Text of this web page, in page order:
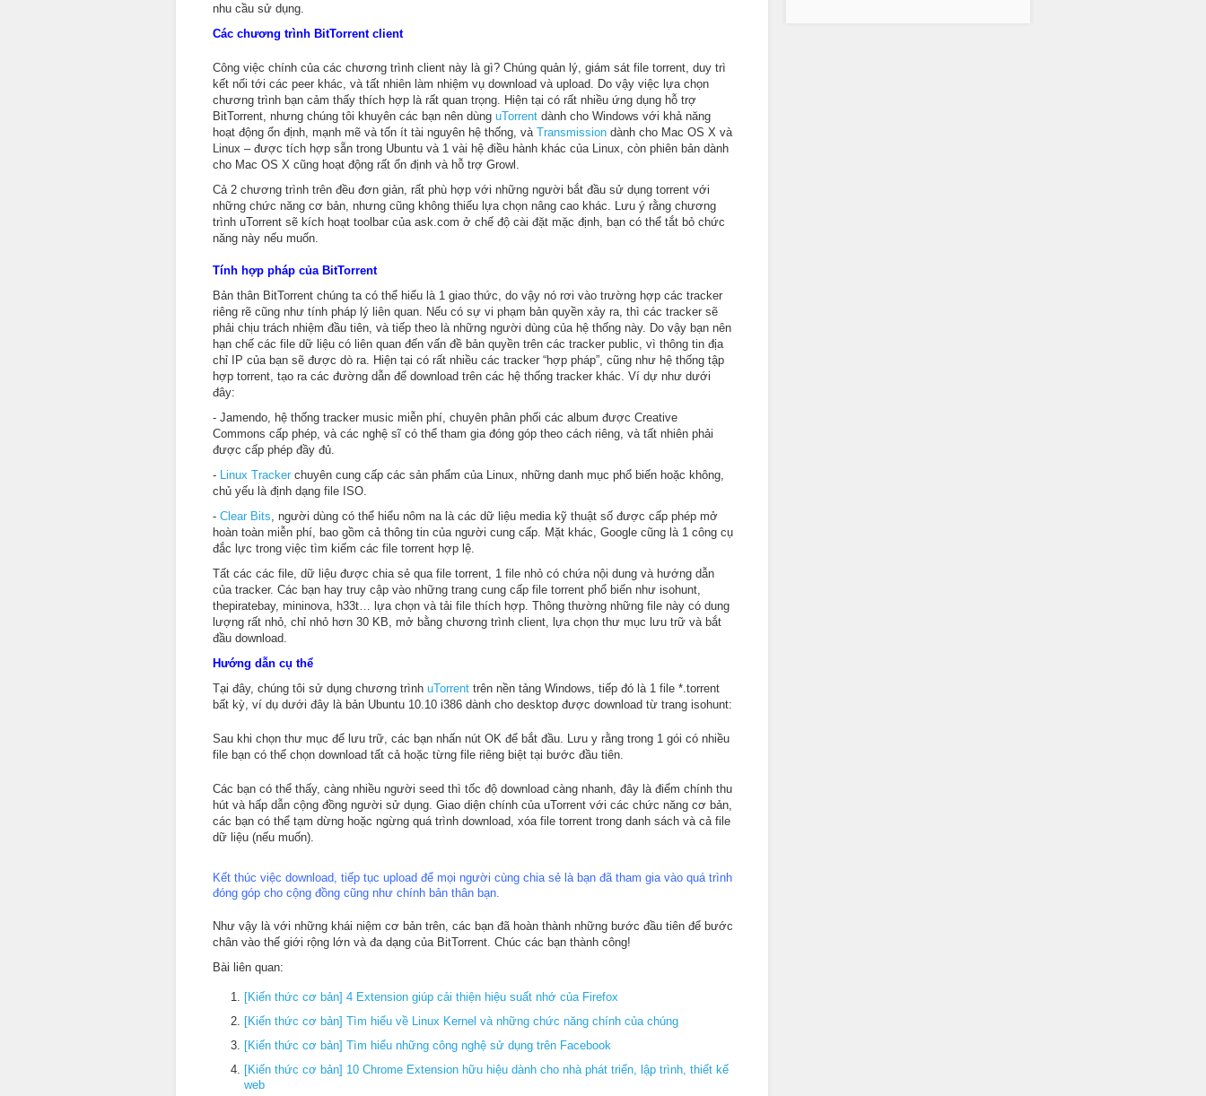
nhu cầu sử dụng.
Các chương trình BitTorrent client
Công việc chính của các chương trình client này là gì? Chúng quản lý, giám sát file torrent, duy trì
kết nối tới các peer khác, và tất nhiên làm nhiệm vụ download và upload. Do vậy việc lựa chọn
chương trình bạn cảm thấy thích hợp là rất quan trọng. Hiện tại có rất nhiều ứng dụng hỗ trợ
BitTorrent, nhưng chúng tôi khuyên các bạn nên dùng uTorrent dành cho Windows với khả năng
hoạt động ổn định, mạnh mẽ và tốn ít tài nguyên hệ thống, và Transmission dành cho Mac OS X và
Linux – được tích hợp sẵn trong Ubuntu và 1 vài hệ điều hành khác của Linux, còn phiên bản dành
cho Mac OS X cũng hoạt động rất ổn định và hỗ trợ Growl.
Cả 2 chương trình trên đều đơn giản, rất phù hợp với những người bắt đầu sử dụng torrent với
những chức năng cơ bản, nhưng cũng không thiếu lựa chọn nâng cao khác. Lưu ý rằng chương
trình uTorrent sẽ kích hoạt toolbar của ask.com ở chế độ cài đặt mặc định, bạn có thể tắt bỏ chức
năng này nếu muốn.
Tính hợp pháp của BitTorrent
Bản thân BitTorrent chúng ta có thể hiểu là 1 giao thức, do vậy nó rơi vào trường hợp các tracker
riêng rẽ cũng như tính pháp lý liên quan. Nếu có sự vi phạm bản quyền xảy ra, thì các tracker sẽ
phải chịu trách nhiệm đầu tiên, và tiếp theo là những người dùng của hệ thống này. Do vậy bạn nên
hạn chế các file dữ liệu có liên quan đến vấn đề bản quyền trên các tracker public, vì thông tin địa
chỉ IP của bạn sẽ được dò ra. Hiện tại có rất nhiều các tracker “hợp pháp”, cũng như hệ thống tập
hợp torrent, tạo ra các đường dẫn để download trên các hệ thống tracker khác. Ví dự như dưới
đây:
- Jamendo, hệ thống tracker music miễn phí, chuyên phân phối các album được Creative
Commons cấp phép, và các nghệ sĩ có thể tham gia đóng góp theo cách riêng, và tất nhiên phải
được cấp phép đầy đủ.
- Linux Tracker chuyên cung cấp các sản phẩm của Linux, những danh mục phổ biến hoặc không,
chủ yếu là định dạng file ISO.
- Clear Bits, người dùng có thể hiểu nôm na là các dữ liệu media kỹ thuật số được cấp phép mở
hoàn toàn miễn phí, bao gồm cả thông tin của người cung cấp. Mặt khác, Google cũng là 1 công cụ
đắc lực trong việc tìm kiếm các file torrent hợp lệ.
Tất các các file, dữ liệu được chia sẻ qua file torrent, 1 file nhỏ có chứa nội dung và hướng dẫn
của tracker. Các bạn hay truy cập vào những trang cung cấp file torrent phổ biến như isohunt,
thepiratebay, mininova, h33t… lựa chọn và tải file thích hợp. Thông thường những file này có dung
lượng rất nhỏ, chỉ nhỏ hơn 30 KB, mở bằng chương trình client, lựa chọn thư mục lưu trữ và bắt
đầu download.
Hướng dẫn cụ thể
Tại đây, chúng tôi sử dụng chương trình uTorrent trên nền tảng Windows, tiếp đó là 1 file *.torrent
bất kỳ, ví dụ dưới đây là bản Ubuntu 10.10 i386 dành cho desktop được download từ trang isohunt:
Sau khi chọn thư mục để lưu trữ, các bạn nhấn nút OK để bắt đầu. Lưu y rằng trong 1 gói có nhiều
file bạn có thể chọn download tất cả hoặc từng file riêng biệt tại bước đầu tiên.
Các bạn có thể thấy, càng nhiều người seed thì tốc độ download càng nhanh, đây là điểm chính thu
hút và hấp dẫn cộng đồng người sử dụng. Giao diện chính của uTorrent với các chức năng cơ bản,
các bạn có thể tạm dừng hoặc ngừng quá trình download, xóa file torrent trong danh sách và cả file
dữ liệu (nếu muốn).
Kết thúc việc download, tiếp tục upload để mọi người cùng chia sẻ là bạn đã tham gia vào quá trình
đóng góp cho cộng đồng cũng như chính bản thân bạn.
Như vậy là với những khái niệm cơ bản trên, các bạn đã hoàn thành những bước đầu tiên để bước
chân vào thế giới rộng lớn và đa dạng của BitTorrent. Chúc các bạn thành công!
Bài liên quan:
[Kiến thức cơ bản] 4 Extension giúp cải thiện hiệu suất nhớ của Firefox
[Kiến thức cơ bản] Tìm hiểu về Linux Kernel và những chức năng chính của chúng
[Kiến thức cơ bản] Tìm hiểu những công nghệ sử dụng trên Facebook
[Kiến thức cơ bản] 10 Chrome Extension hữu hiệu dành cho nhà phát triển, lập trình, thiết kế
web